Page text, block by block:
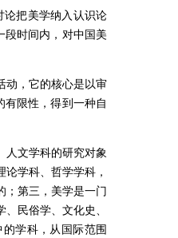
论把美学纳入认识论
段时间内，对中国美
动，它的核心是以审
有限性，得到一种自
人文学科的研究对象
学科、哲学学科，
；第三，美学是一门
民俗学、文化史、
学科，从国际范围